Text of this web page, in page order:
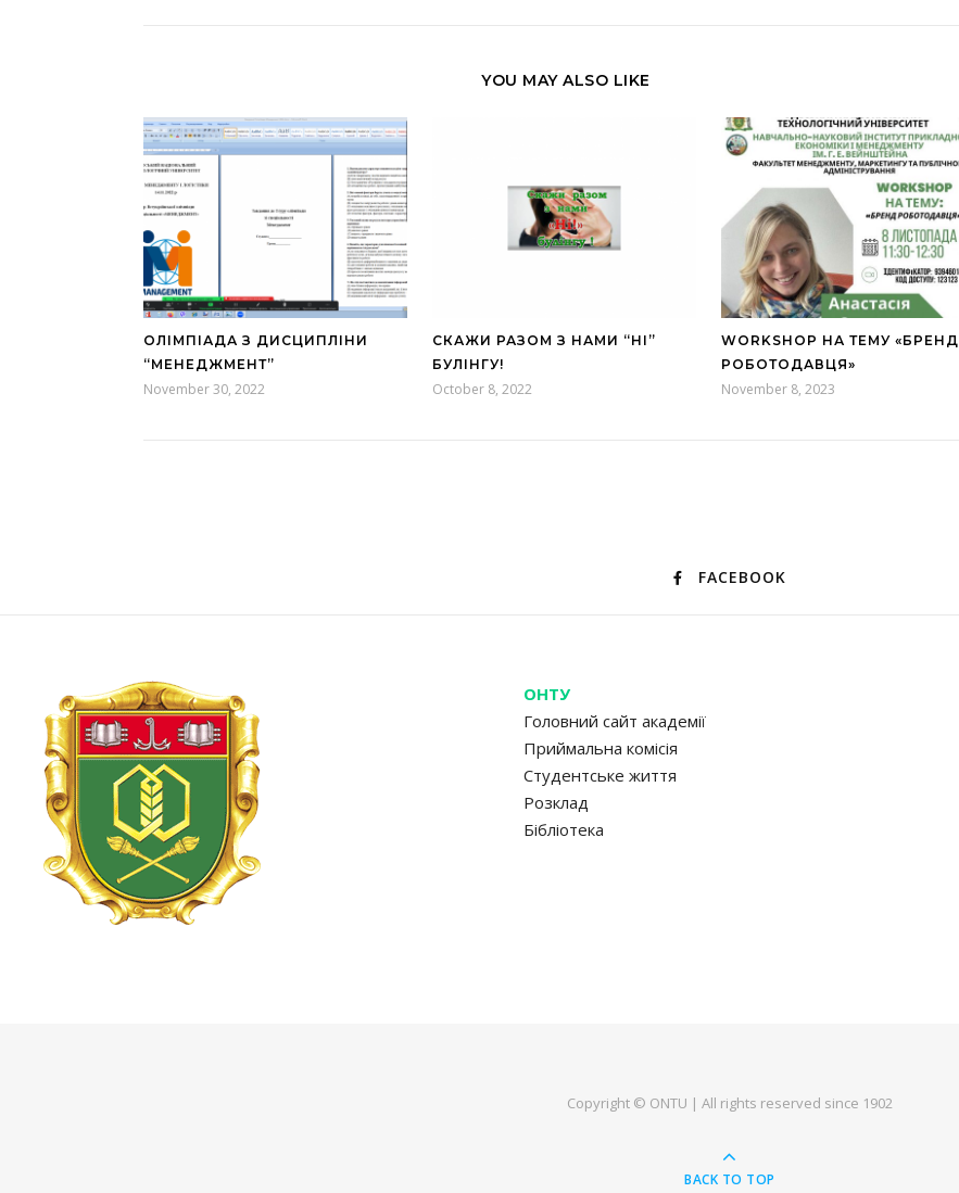
YOU MAY ALSO LIKE
ОЛІМПІАДА З ДИСЦИПЛІНИ
“МЕНЕДЖМЕНТ”
November 30, 2022
СКАЖИ РАЗОМ З НАМИ “НІ”
БУЛІНГУ!
October 8, 2022
WORKSHOP НА ТЕМУ «БРЕНД
РОБОТОДАВЦЯ»
November 8, 2023
FACEBOOK
ОНТУ
Головний сайт академії
Приймальна комісія
Студентське життя
Розклад
Бібліотека
Copyright © ONTU | All rights reserved since 1902
BACK TO TOP